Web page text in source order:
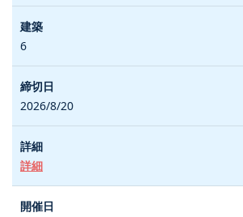
6
2026/8/20
詳細